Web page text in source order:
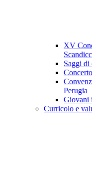
XV
Saggi di
Perugia
Giovani
Curricolo e